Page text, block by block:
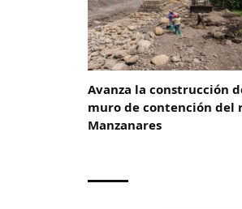
Avanza la construcción
muro de contención del
Manzanares